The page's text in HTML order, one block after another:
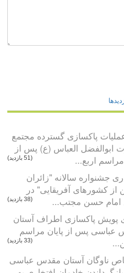
پاکسازی گسترده مجتمع
ابوالفضل العباس (ع) پس از
مراسم اربع...
(51 بازدید)
جشنواره سالانه "زائران
از کشورهای آفریقایی" در
امام حسن مجتب...
(38 بازدید)
پویش پاکسازی اطراف آستان
عباسی پس از پایان مراسم
(33 بازدید)
ناوگان آستان مقدس عباسی